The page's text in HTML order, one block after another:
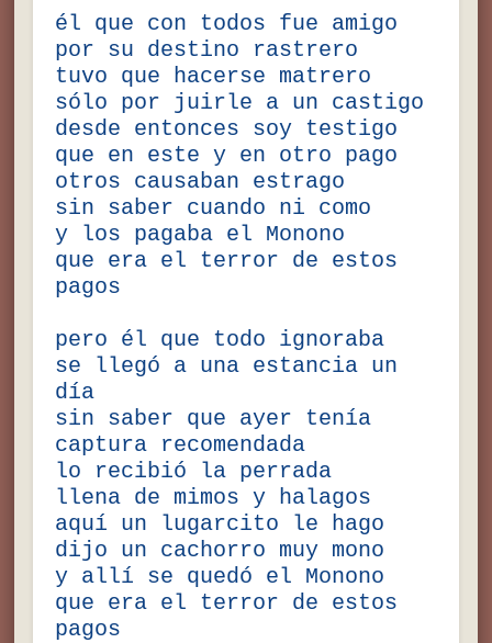
él que con todos fue amigo
por su destino rastrero
tuvo que hacerse matrero
sólo por juirle a un castigo
desde entonces soy testigo
que en este y en otro pago
otros causaban estrago
sin saber cuando ni como
y los pagaba el Monono
que era el terror de estos
pagos
pero él que todo ignoraba
se llegó a una estancia un
día
sin saber que ayer tenía
captura recomendada
lo recibió la perrada
llena de mimos y halagos
aquí un lugarcito le hago
dijo un cachorro muy mono
y allí se quedó el Monono
que era el terror de estos
pagos